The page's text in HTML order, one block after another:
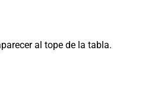
al tope de la tabla.